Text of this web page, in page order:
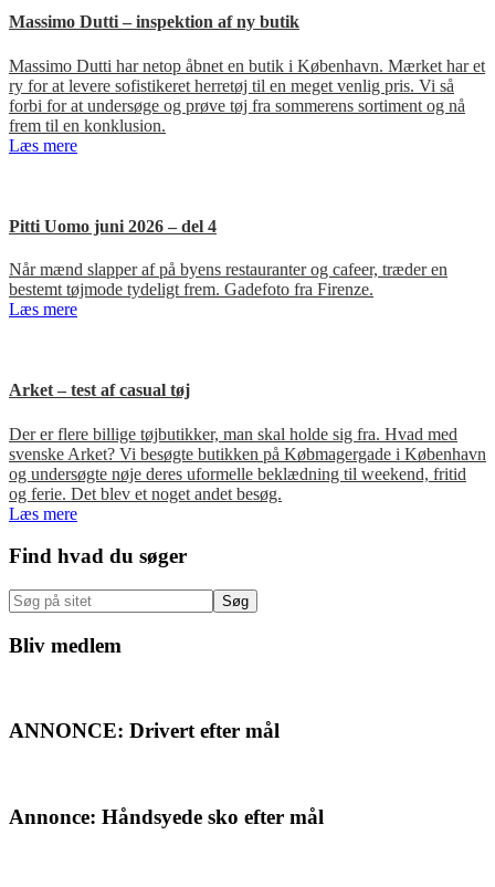
Massimo Dutti – inspektion af ny butik
Massimo Dutti har netop åbnet en butik i København. Mærket har et
ry for at levere sofistikeret herretøj til en meget venlig pris. Vi så
forbi for at undersøge og prøve tøj fra sommerens sortiment og nå
frem til en konklusion.
Læs mere
Pitti Uomo juni 2026 – del 4
Når mænd slapper af på byens restauranter og cafeer, træder en
bestemt tøjmode tydeligt frem. Gadefoto fra Firenze.
Læs mere
Arket – test af casual tøj
Der er flere billige tøjbutikker, man skal holde sig fra. Hvad med
svenske Arket? Vi besøgte butikken på Købmagergade i København
og undersøgte nøje deres uformelle beklædning til weekend, fritid
og ferie. Det blev et noget andet besøg.
Læs mere
Primær
Sidebar
Find hvad du søger
Søg
på
sitet
Bliv medlem
ANNONCE: Drivert efter mål
Annonce: Håndsyede sko efter mål